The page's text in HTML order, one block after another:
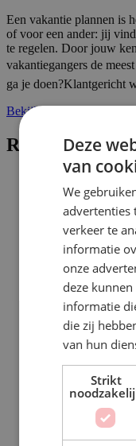
Een vakantie plannen is
of voor een ander: jij
te regelen. Door jouw
vakantiegangers de
ga je doen?Klantgericht
Bekijk vacature
Reisadviseur
Deze
van
We
advertenties
verkeer te
informatie
onze
deze
informatie
die zij
van hun
Strikt